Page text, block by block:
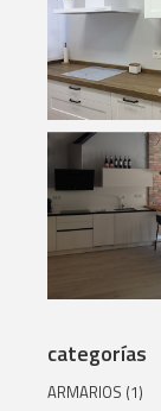
categorías
ARMARIOS (1)